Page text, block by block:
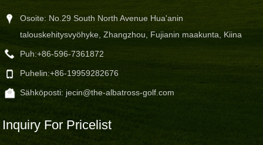
Osoite: No.29 South North Avenue Hua'anin
talouskehitysvyöhyke, Zhangzhou, Fujianin maakunta, Kiina
Puh:+86-596-7361872
Puhelin:+86-19959282676
Sähköposti: jecin@the-albatross-golf.com
Inquiry For Pricelist